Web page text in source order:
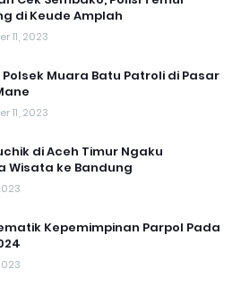
di Keude Amplah
11, 2023
Polsek Muara Batu Patroli di Pasar
11, 2023
di Aceh Timur Ngaku
Wisata ke Bandung
Kepemimpinan Parpol Pada